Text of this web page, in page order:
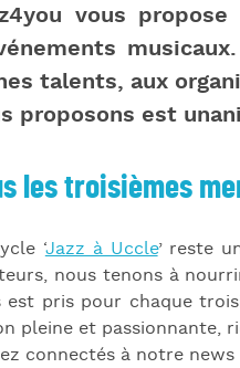
vous
talents, aux
proposons est
les troisièmes
‘Jazz à Uccle’ reste
nous tenons à
est pris pour chaque
pleine et passionnante,
connectés à notre